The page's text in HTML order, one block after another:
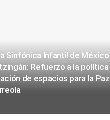
Sinfónica Infantil de México
Refuerzo a la política
de espacios para la Paz